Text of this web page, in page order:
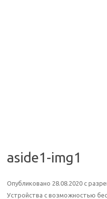
aside1-img1
Опубликовано 28.08.2020 с
Устройства с возможностью